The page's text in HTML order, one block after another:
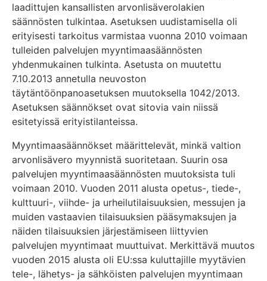
laadittujen kansallisten arvonlisäverolakien
säännösten tulkintaa. Asetuksen uudistamisella oli
erityisesti tarkoitus varmistaa vuonna 2010 voimaan
tulleiden palvelujen myyntimaasäännösten
yhdenmukainen tulkinta. Asetusta on muutettu
7.10.2013 annetulla neuvoston
täytäntöönpanoasetuksen muutoksella 1042/2013.
Asetuksen säännökset ovat sitovia vain niissä
esitetyissä erityistilanteissa.
Myyntimaasäännökset määrittelevät, minkä valtion
arvonlisävero myynnistä suoritetaan. Suurin osa
palvelujen myyntimaasäännösten muutoksista tuli
voimaan 2010. Vuoden 2011 alusta opetus-, tiede-,
kulttuuri-, viihde- ja urheilutilaisuuksien, messujen ja
muiden vastaavien tilaisuuksien pääsymaksujen ja
näiden tilaisuuksien järjestämiseen liittyvien
palvelujen myyntimaat muuttuivat. Merkittävä muutos
vuoden 2015 alusta oli EU:ssa kuluttajille myytävien
tele-, lähetys- ja sähköisten palvelujen myyntimaan